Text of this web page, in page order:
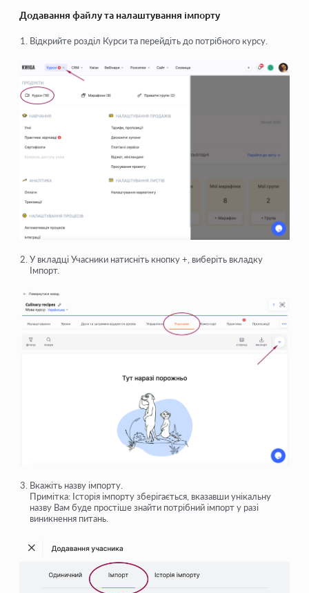
Додавання файлу та налаштування імпорту
Відкрийте розділ Курсита перейдіть до потрібного курсу.
У вкладціУчасники натисніть кнопку+ , виберіть вкладку
Імпорт.
Вкажіть назву імпорту.
Примітка: Історія імпорту зберігається, вказавши унікальну
назву Вам буде простіше знайти потрібний імпорт у разі
виникнення питань.